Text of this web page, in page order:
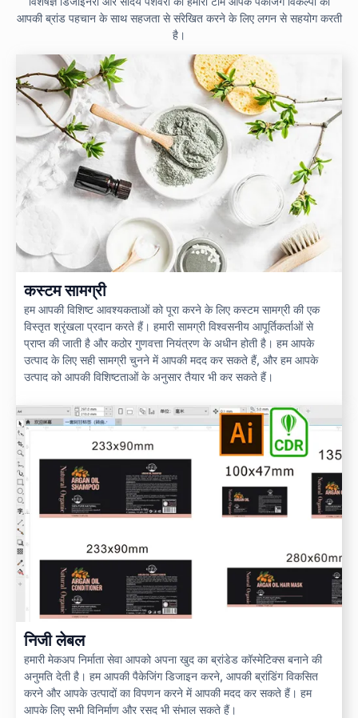
आपकी ब्रांड पहचान के साथ सहजता से संरेखित करने के लिए लगन से सहयोग करती
है।
कस्टम सामग्री
हम आपकी विशिष्ट आवश्यकताओं को पूरा करने के लिए कस्टम सामग्री की एक
विस्तृत श्रृंखला प्रदान करते हैं। हमारी सामग्री विश्वसनीय आपूर्तिकर्ताओं से
प्राप्त की जाती है और कठोर गुणवत्ता नियंत्रण के अधीन होती है। हम आपके
उत्पाद के लिए सही सामग्री चुनने में आपकी मदद कर सकते हैं, और हम आपके
उत्पाद को आपकी विशिष्टताओं के अनुसार तैयार भी कर सकते हैं।
निजी लेबल
हमारी मेकअप निर्माता सेवा आपको अपना खुद का ब्रांडेड कॉस्मेटिक्स बनाने की
अनुमति देती है। हम आपकी पैकेजिंग डिजाइन करने, आपकी ब्रांडिंग विकसित
करने और आपके उत्पादों का विपणन करने में आपकी मदद कर सकते हैं। हम
आपके लिए सभी विनिर्माण और रसद भी संभाल सकते हैं।